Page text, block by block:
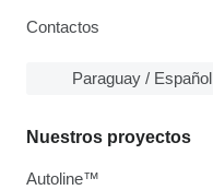
Contactos
Paraguay / Español
Nuestros proyectos
Autoline™